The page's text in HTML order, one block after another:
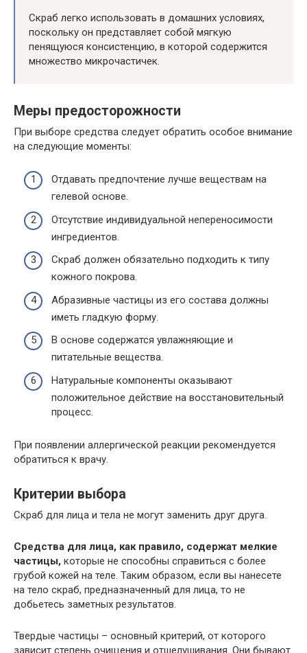
Скраб легко использовать в домашних условиях,
поскольку он представляет собой мягкую
пенящуюся консистенцию, в которой содержится
множество микрочастичек.
Меры предосторожности
При выборе средства следует обратить особое внимание
на следующие моменты:
Отдавать предпочтение лучше веществам на
гелевой основе.
Отсутствие индивидуальной непереносимости
ингредиентов.
Скраб должен обязательно подходить к типу
кожного покрова.
Абразивные частицы из его состава должны
иметь гладкую форму.
В основе содержатся увлажняющие и
питательные вещества.
Натуральные компоненты оказывают
положительное действие на восстановительный
процесс.
При появлении аллергической реакции рекомендуется
обратиться к врачу.
Критерии выбора
Скраб для лица и тела не могут заменить друг друга.
Средства для лица, как правило, содержат мелкие
частицы, которые не способны справиться с более
грубой кожей на теле. Таким образом, если вы нанесете
на тело скраб, предназначенный для лица, то не
добьетесь заметных результатов.
Твердые частицы – основный критерий, от которого
зависит степень очищения и отшелушивания. Они бывают